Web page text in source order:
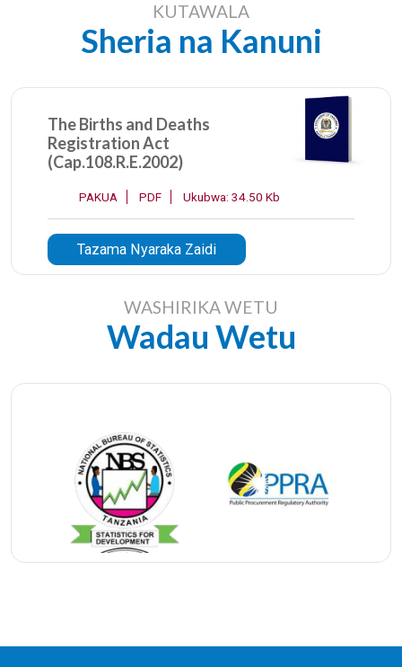
KUTAWALA
Sheria na Kanuni
The Births and Deaths
Registration Act
(Cap.108.R.E.2002)
PAKUA PDF Ukubwa: 34.50 Kb
Tazama Nyaraka Zaidi
WASHIRIKA WETU
Wadau Wetu